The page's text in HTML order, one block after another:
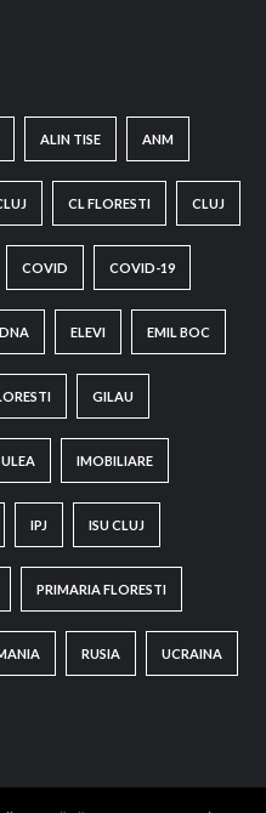
ALIN TISE ANM
CL FLORESTI CLUJ
COVID COVID-19
DNA ELEVI EMIL BOC
GILAU
IMOBILIARE
IPJ ISU CLUJ
PRIMARIA FLORESTI
RUSIA UCRAINA